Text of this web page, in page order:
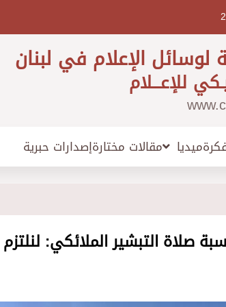
لوسائل الإعلام في لبنان
للإعـــلام
ميديا مقالات مختارةإصدارات حبرية
صلاة التبشير الملائكي: